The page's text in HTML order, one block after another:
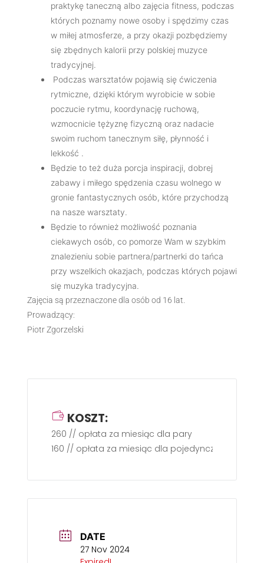
praktykę taneczną albo zajęcia fitness, podczas
których poznamy nowe osoby i spędzimy czas
w miłej atmosferze, a przy okazji pozbędziemy
się zbędnych kalorii przy polskiej muzyce
tradycyjnej.
Podczas warsztatów pojawią się ćwiczenia
rytmiczne, dzięki którym wyrobicie w sobie
poczucie rytmu, koordynację ruchową,
wzmocnicie tężyznę fizyczną oraz nadacie
swoim ruchom tanecznym siłę, płynność i
lekkość .
Będzie to też duża porcja inspiracji, dobrej
zabawy i miłego spędzenia czasu wolnego w
gronie fantastycznych osób, które przychodzą
na nasze warsztaty.
Będzie to również możliwość poznania
ciekawych osób, co pomorze Wam w szybkim
znalezieniu sobie partnera/partnerki do tańca
przy wszelkich okazjach, podczas których pojawi
się muzyka tradycyjna.
Zajęcia są przeznaczone dla osób od 16 lat.
Prowadzący:
Piotr Zgorzelski
KOSZT:
260 // opłata za miesiąc dla pary
160 // opłata za miesiąc dla pojedynczej osoby
DATE
27 Nov 2024